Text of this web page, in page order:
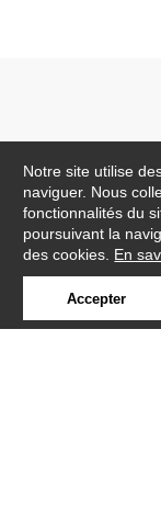
Notre site utilise
naviguer. Nous
fonctionnalités du
poursuivant la
des cookies. En
Accepter